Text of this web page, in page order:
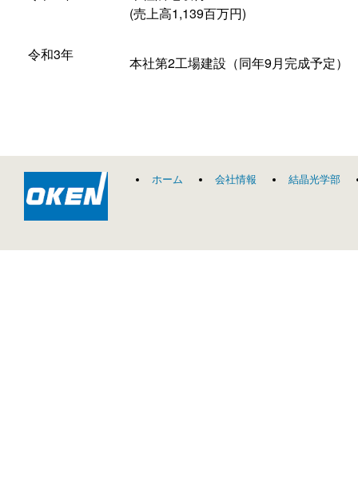
(売上高1,139百万円)
令和3年 本社第2工場建設（同年9月完成予定）
ホーム 会社情報 結晶光学部